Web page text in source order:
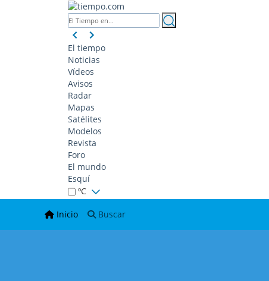
El tiempo
Noticias
Vídeos
Avisos
Radar
Mapas
Satélites
Modelos
Revista
Foro
El mundo
Esquí
ºC
Inicio Buscar